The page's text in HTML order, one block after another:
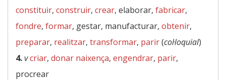
constituir, construir, crear, elaborar, fabricar,
fondre, formar, gestar, manufacturar, obtenir,
preparar, realitzar, transformar, parir(col·loquial)
4.vcriar, donar naixença, engendrar, parir,
procrear